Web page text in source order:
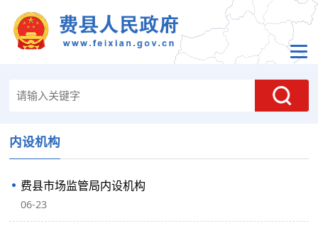
内设机构
费县市场监管局内设机构
06-23